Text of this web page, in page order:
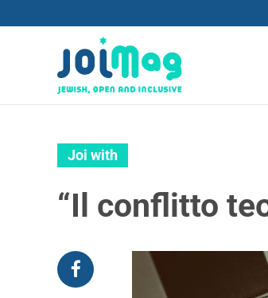
Joi with
“Il conflitto